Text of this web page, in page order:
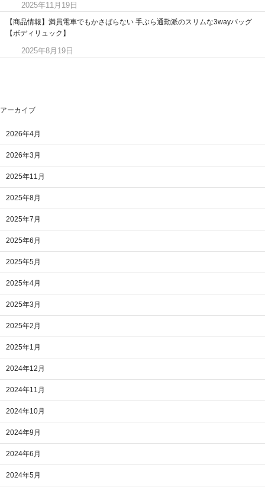
2025年11月19日
【商品情報】満員電車でもかさばらない 手ぶら通勤派のスリムな3wayバッグ
【ボディリュック】
2025年8月19日
アーカイブ
2026年4月
2026年3月
2025年11月
2025年8月
2025年7月
2025年6月
2025年5月
2025年4月
2025年3月
2025年2月
2025年1月
2024年12月
2024年11月
2024年10月
2024年9月
2024年6月
2024年5月